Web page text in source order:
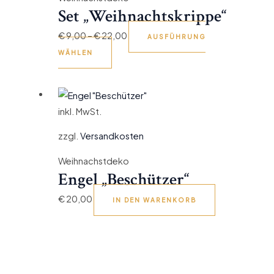
Set „Weihnachtskrippe“
€9,00–€22,00 AUSFÜHRUNG
WÄHLEN
inkl. MwSt.
zzgl.Versandkosten
Weihnachstdeko
Engel „Beschützer“
€20,00 IN DEN WARENKORB